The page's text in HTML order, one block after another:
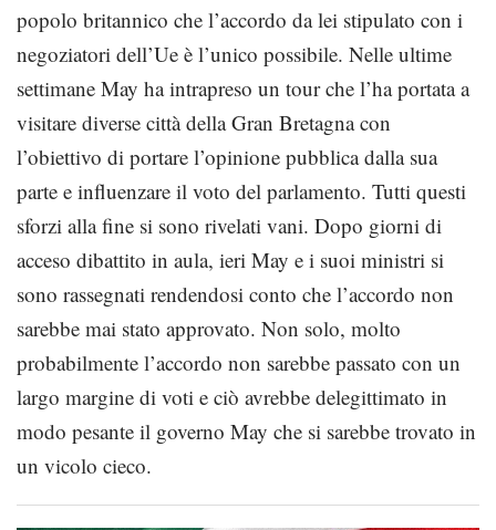
popolo britannico che l’accordo da lei stipulato con i
negoziatori dell’Ue è l’unico possibile. Nelle ultime
settimane May ha intrapreso un tour che l’ha portata a
visitare diverse città della Gran Bretagna con
l’obiettivo di portare l’opinione pubblica dalla sua
parte e influenzare il voto del parlamento. Tutti questi
sforzi alla fine si sono rivelati vani. Dopo giorni di
acceso dibattito in aula, ieri May e i suoi ministri si
sono rassegnati rendendosi conto che l’accordo non
sarebbe mai stato approvato. Non solo, molto
probabilmente l’accordo non sarebbe passato con un
largo margine di voti e ciò avrebbe delegittimato in
modo pesante il governo May che si sarebbe trovato in
un vicolo cieco.